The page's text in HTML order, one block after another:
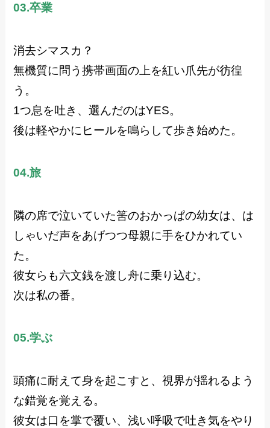
03.卒業
消去シマスカ？
無機質に問う携帯画面の上を紅い爪先が彷徨
う。
1つ息を吐き、選んだのはYES。
後は軽やかにヒールを鳴らして歩き始めた。
04.旅
隣の席で泣いていた筈のおかっぱの幼女は、は
しゃいだ声をあげつつ母親に手をひかれてい
た。
彼女らも六文銭を渡し舟に乗り込む。
次は私の番。
05.学ぶ
頭痛に耐えて身を起こすと、視界が揺れるよう
な錯覚を覚える。
彼女は口を掌で覆い、浅い呼吸で吐き気をやり